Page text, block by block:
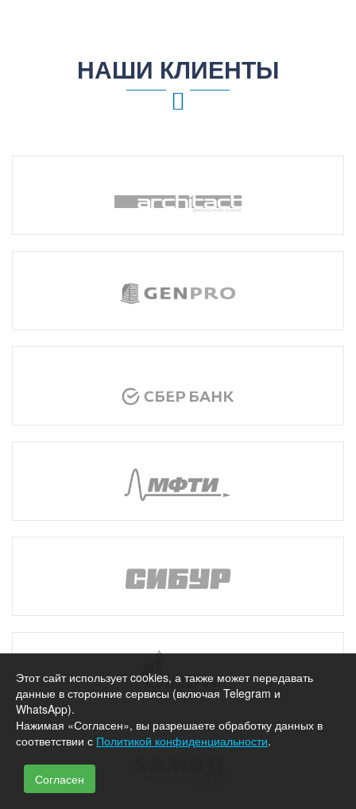
Этот сайт использует cookies, а также может передавать
данные в сторонние сервисы (включая Telegram и
WhatsApp).
Нажимая «Согласен», вы разрешаете обработку данных в
соответствии с Политикой конфиденциальности.
Согласен
НАШИ КЛИЕНТЫ